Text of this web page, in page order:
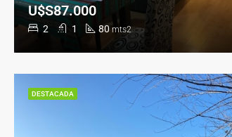
2 1 80 mts2
U$S87.000
DESTACADA